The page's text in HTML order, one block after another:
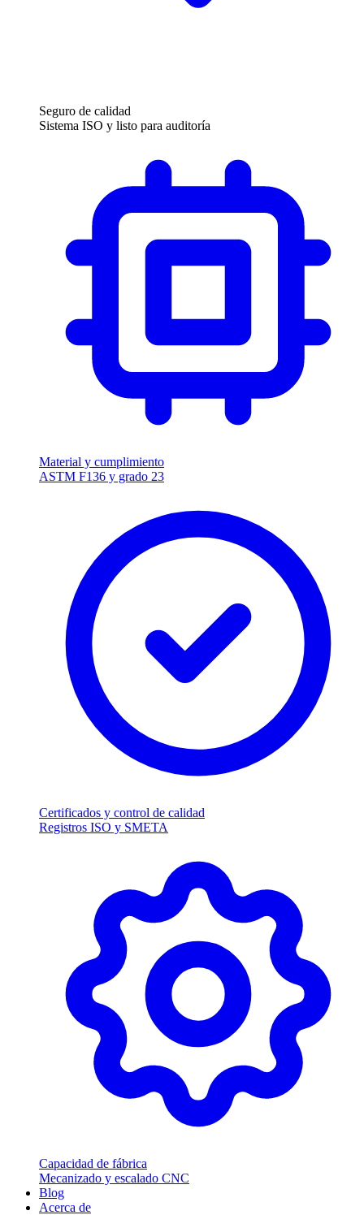
Seguro de calidad
Sistema ISO y listo para auditoría
Material y cumplimiento
ASTM F136 y grado 23
Certificados y control de calidad
Registros ISO y SMETA
Capacidad de fábrica
Mecanizado y escalado CNC
Blog
Acerca de